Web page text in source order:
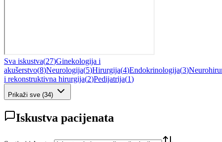
Sva iskustva(27)Ginekologija i
akušerstvo(8)Neurologija(5)Hirurgija(4)Endokrinologija(3)
i rekonstruktivna hirurgija(2)Pedijatrija(1)
Prikaži sve (34)
Iskustva pacijenata